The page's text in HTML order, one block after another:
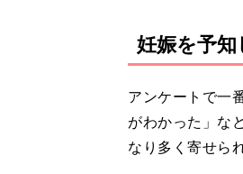
妊娠を予
アンケートで一
がわかった」な
なり多く寄せら